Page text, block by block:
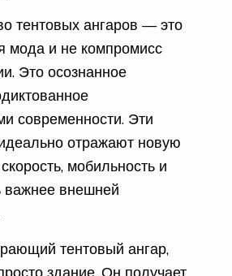
тентовых ангаров — это
мода и не компромисс
Это осознанное
современности. Эти
отражают новую
мобильность и
важнее внешней
тентовый ангар,